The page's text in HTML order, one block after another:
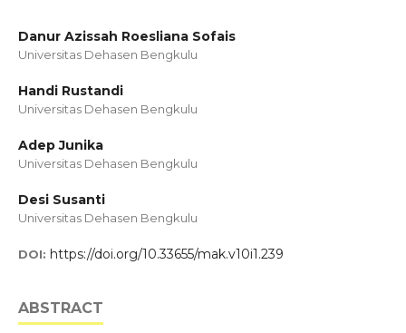
Danur Azissah Roesliana Sofais
Universitas Dehasen Bengkulu
Handi Rustandi
Universitas Dehasen Bengkulu
Adep Junika
Universitas Dehasen Bengkulu
Desi Susanti
Universitas Dehasen Bengkulu
DOI: https://doi.org/10.33655/mak.v10i1.239
ABSTRACT